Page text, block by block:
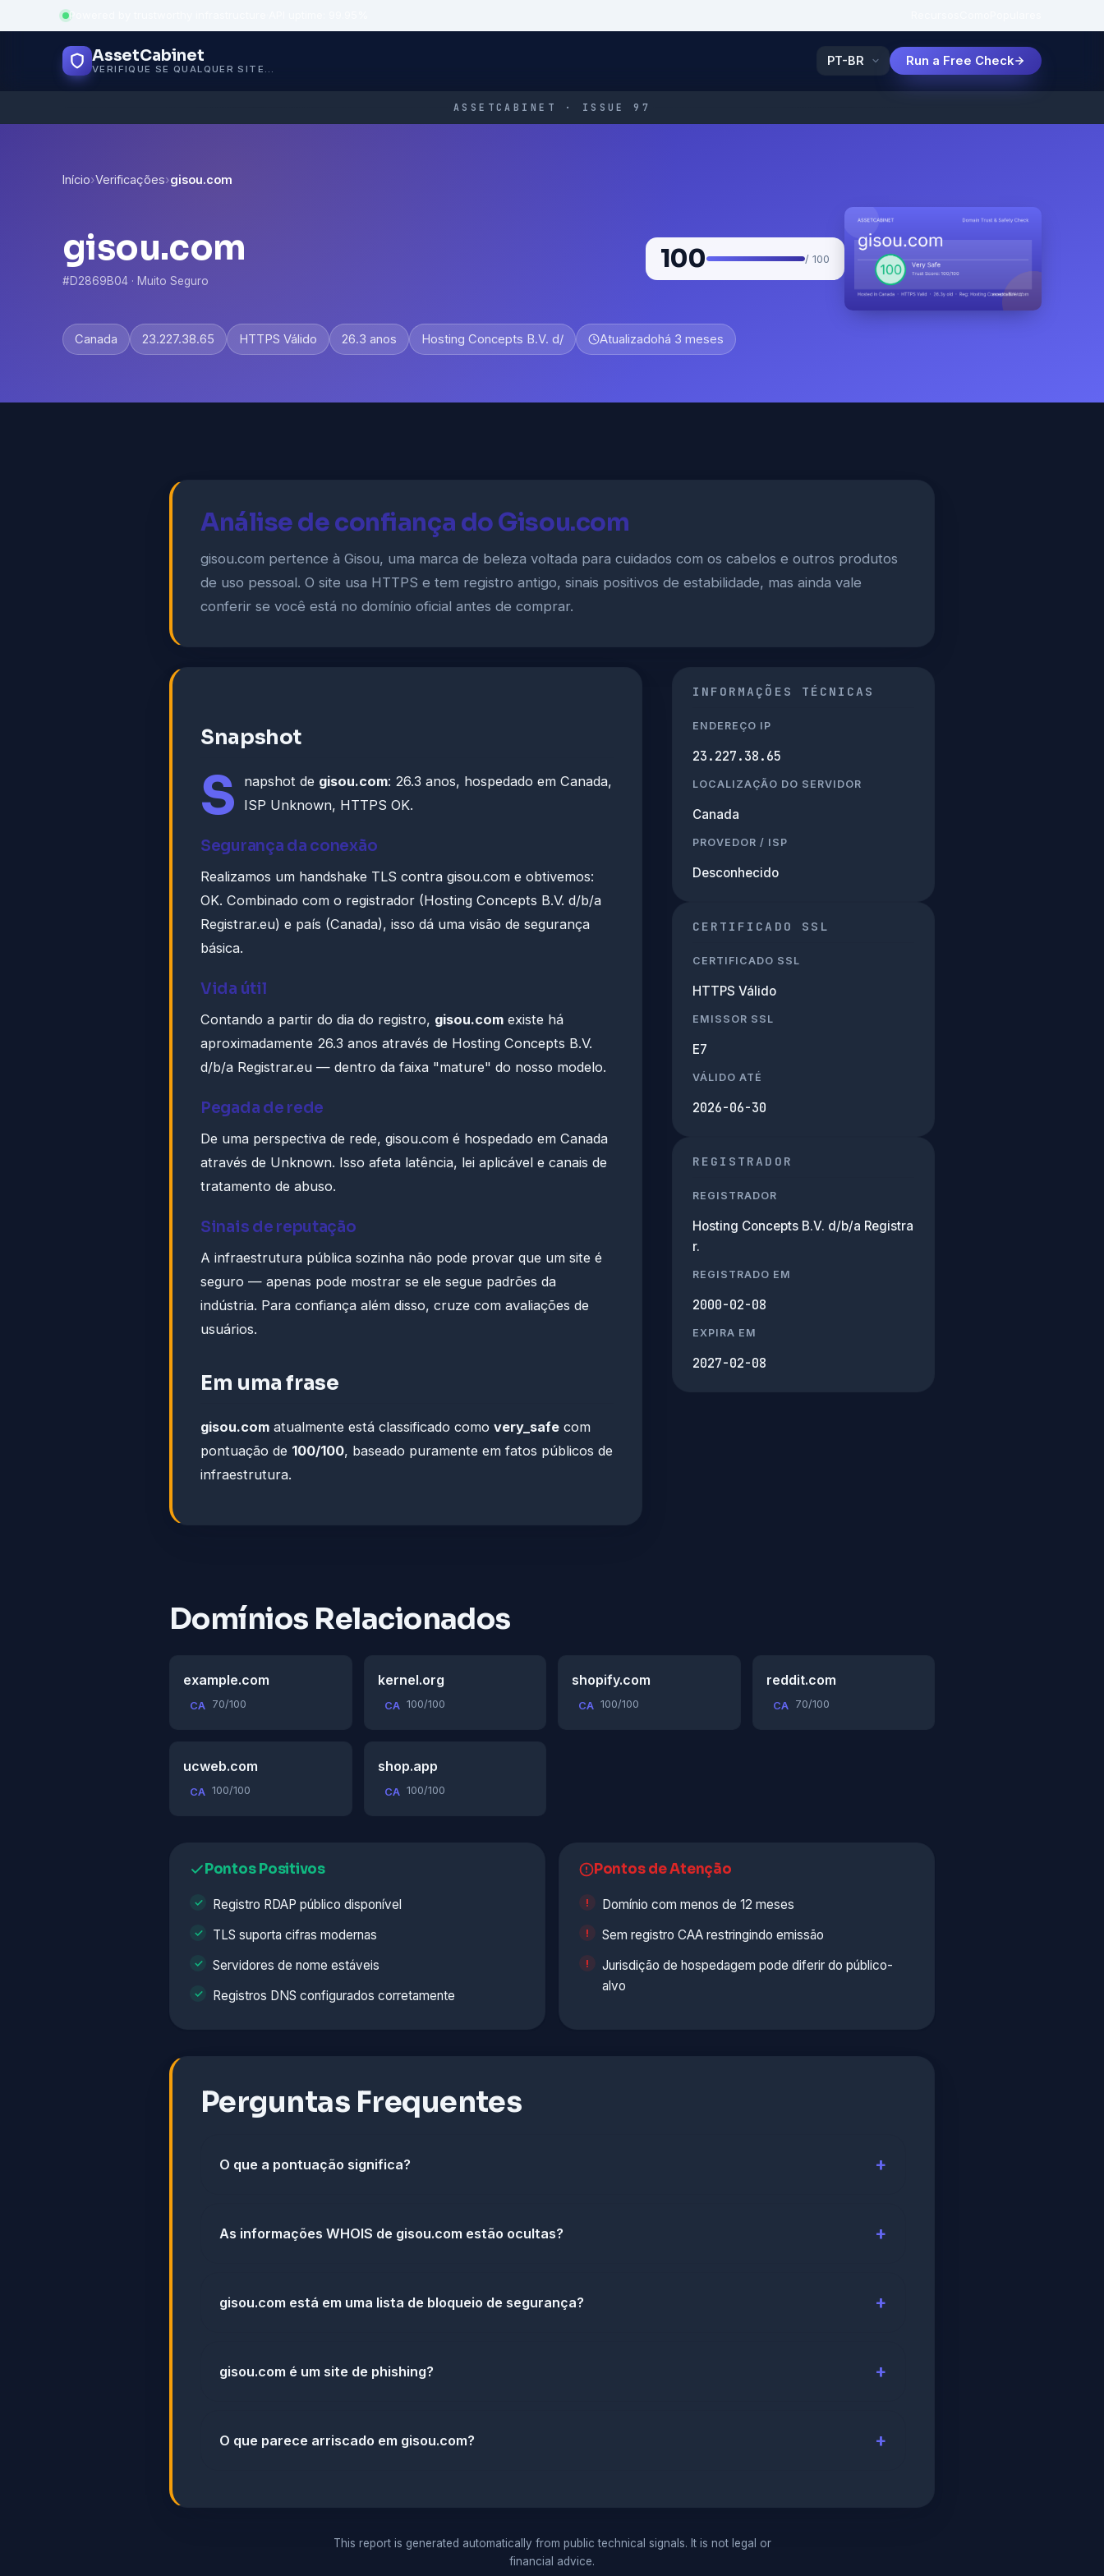
Powered by trustworthy infrastructure
AssetCabinet
VERIFIQUE SE QUALQUER SITE É SEGURO
Run a Free Check
ASSETCABINET · ISSUE 97
Início›Verificações›gisou.com
gisou.com
#D2869B04 · Muito Seguro
100 / 100
Canada 23.227.38.65 HTTPS Válido 26.3 anos Hosting Concepts B.V. d/ Atualizadohá 3 meses
Análise de confiança do Gisou.com
gisou.com pertence à Gisou, uma marca de beleza voltada para cuidados com os cabelos e outros produtos
de uso pessoal. O site usa HTTPS e tem registro antigo, sinais positivos de estabilidade, mas ainda vale
conferir se você está no domínio oficial antes de comprar.
Snapshot
S napshot de gisou.com: 26.3 anos, hospedado em Canada,
ISP Unknown, HTTPS OK.
Segurança da conexão
Realizamos um handshake TLS contra gisou.com e obtivemos:
OK. Combinado com o registrador (Hosting Concepts B.V. d/b/a
Registrar.eu) e país (Canada), isso dá uma visão de segurança
básica.
Vida útil
Contando a partir do dia do registro, gisou.com existe há
aproximadamente 26.3 anos através de Hosting Concepts B.V.
d/b/a Registrar.eu — dentro da faixa "mature" do nosso modelo.
Pegada de rede
De uma perspectiva de rede, gisou.com é hospedado em Canada
através de Unknown. Isso afeta latência, lei aplicável e canais de
tratamento de abuso.
Sinais de reputação
A infraestrutura pública sozinha não pode provar que um site é
seguro — apenas pode mostrar se ele segue padrões da
indústria. Para confiança além disso, cruze com avaliações de
usuários.
Em uma frase
gisou.com atualmente está classificado como very_safe com
pontuação de 100/100, baseado puramente em fatos públicos de
infraestrutura.
INFORMAÇÕES TÉCNICAS
ENDEREÇO IP
23.227.38.65
LOCALIZAÇÃO DO SERVIDOR
Canada
PROVEDOR / ISP
Desconhecido
CERTIFICADO SSL
CERTIFICADO SSL
HTTPS Válido
EMISSOR SSL
E7
VÁLIDO ATÉ
2026-06-30
REGISTRADOR
REGISTRADOR
Hosting Concepts B.V. d/b/a Registra
r.
REGISTRADO EM
2000-02-08
EXPIRA EM
2027-02-08
Domínios Relacionados
example.com
CA 70/100
kernel.org
CA 100/100
shopify.com
CA 100/100
reddit.com
CA 70/100
ucweb.com
CA 100/100
shop.app
CA 100/100
Pontos Positivos
Registro RDAP público disponível
TLS suporta cifras modernas
Servidores de nome estáveis
Registros DNS configurados corretamente
Pontos de Atenção
Domínio com menos de 12 meses
Sem registro CAA restringindo emissão
Jurisdição de hospedagem pode diferir do público-
alvo
Perguntas Frequentes
O que a pontuação significa?
As informações WHOIS de gisou.com estão ocultas?
gisou.com está em uma lista de bloqueio de segurança?
gisou.com é um site de phishing?
O que parece arriscado em gisou.com?
This report is generated automatically from public technical signals. It is not legal or
financial advice.